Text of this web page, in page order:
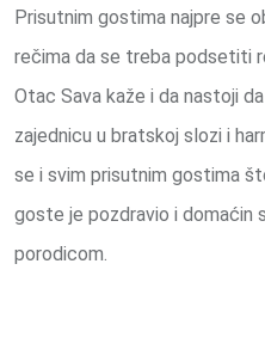
Prisutnim gostima najpre se
rečima da se treba podsetiti
Otac Sava kaže i da nastoji
zajednicu u bratskoj slozi i
se i svim prisutnim gostima
goste je pozdravio i domaćin
porodicom.